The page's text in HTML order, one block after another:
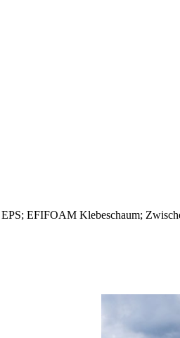
EFIFOAM Klebeschaum;
zu navigieren, oder verwenden Sie